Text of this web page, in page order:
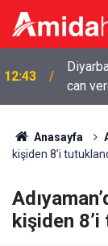
12:43
can
Anasayfa
kişiden 8’i
kişiden